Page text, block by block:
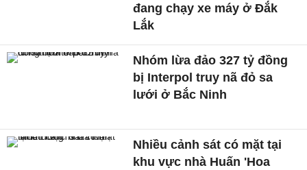
đang chạy xe máy ở Đắk
Lắk
Nhóm lừa đảo 327 tỷ đồng
bị Interpol truy nã đỏ sa
lưới ở Bắc Ninh
Nhiều cảnh sát có mặt tại
khu vực nhà Huấn 'Hoa